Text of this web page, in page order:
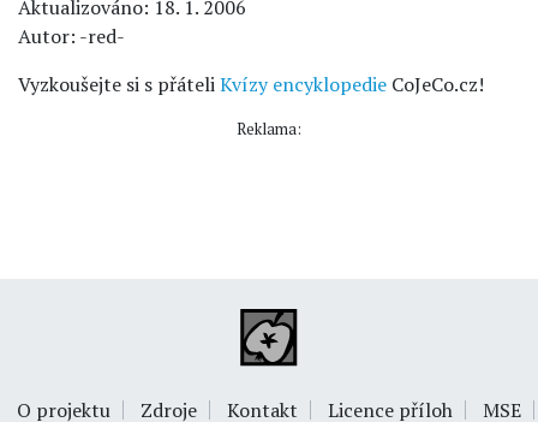
Aktualizováno: 18. 1. 2006
Autor: -red-
Vyzkoušejte si s přáteliKvízy encyklopedie CoJeCo.cz!
Reklama:
O projektu Zdroje Kontakt Licence příloh MSE